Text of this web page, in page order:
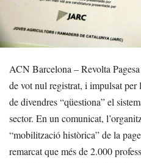
ACN Barcelona – Revolta
de vot nul registrat, i impulsat per
de divendres “qüestiona” el
sector. En un comunicat,
“mobilització històrica” de la
remarcat que més de 2.000